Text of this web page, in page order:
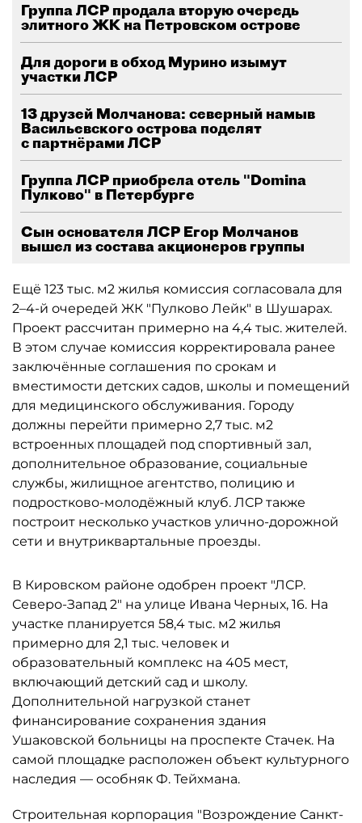
Группа ЛСР продала вторую очередь
элитного ЖК на Петровском острове
Для дороги в обход Мурино изымут
участки ЛСР
13 друзей Молчанова: северный намыв
Васильевского острова поделят
с партнёрами ЛСР
Группа ЛСР приобрела отель "Domina
Пулково" в Петербурге
Сын основателя ЛСР Егор Молчанов
вышел из состава акционеров группы
Ещё 123 тыс. м2 жилья комиссия согласовала для
2–4-й очередей ЖК "Пулково Лейк" в Шушарах.
Проект рассчитан примерно на 4,4 тыс. жителей.
В этом случае комиссия корректировала ранее
заключённые соглашения по срокам и
вместимости детских садов, школы и помещений
для медицинского обслуживания. Городу
должны перейти примерно 2,7 тыс. м2
встроенных площадей под спортивный зал,
дополнительное образование, социальные
службы, жилищное агентство, полицию и
подростково-молодёжный клуб. ЛСР также
построит несколько участков улично-дорожной
сети и внутриквартальные проезды.
В Кировском районе одобрен проект "ЛСР.
Северо-Запад 2" на улице Ивана Черных, 16. На
участке планируется 58,4 тыс. м2 жилья
примерно для 2,1 тыс. человек и
образовательный комплекс на 405 мест,
включающий детский сад и школу.
Дополнительной нагрузкой станет
финансирование сохранения здания
Ушаковской больницы на проспекте Стачек. На
самой площадке расположен объект культурного
наследия — особняк Ф. Тейхмана.
Строительная корпорация "Возрождение Санкт-